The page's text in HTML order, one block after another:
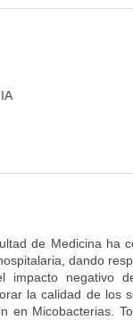
de Medicina ha
dando
impacto negativo
la calidad de los
en Micobacterias.